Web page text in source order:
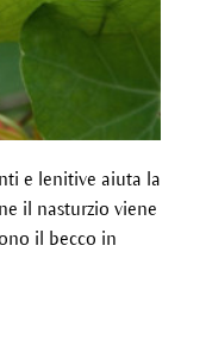
e lenitive aiuta la
il nasturzio viene
il becco in